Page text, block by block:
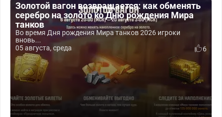
Золотой вагон возвращается: как обменять
серебро на золото ко Дню рождения Мира
танков
Во время Дня рождения Мира танков 2026 игроки
вновь...
05 августа, среда
6